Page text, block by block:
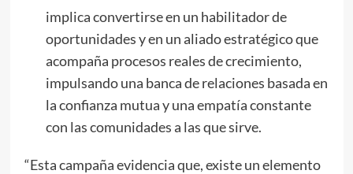
implica convertirse en un habilitador de
oportunidades y en un aliado estratégico que
acompaña procesos reales de crecimiento,
impulsando una banca de relaciones basada en
la confianza mutua y una empatía constante
con las comunidades a las que sirve.
“Esta campaña evidencia que, existe un elemento